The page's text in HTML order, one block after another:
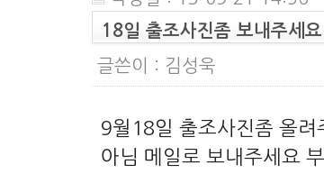
18일 출조사진좀 보내주세요
글쓴이 : 김성욱
9월18일 출조사진좀 올려
아님 메일로 보내주세요